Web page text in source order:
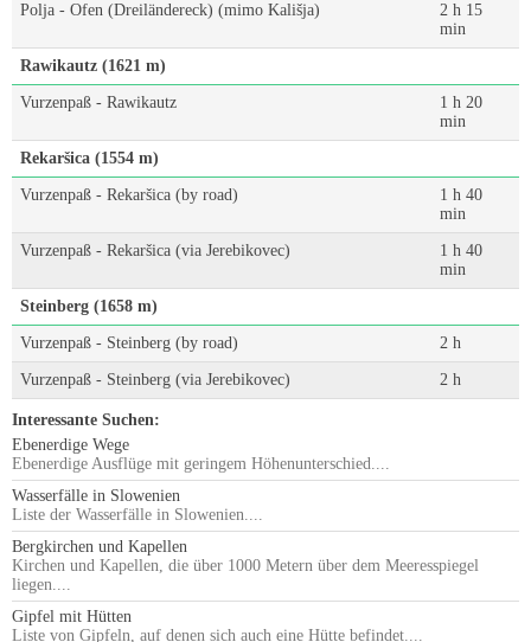
Polja - Ofen (Dreiländereck) (mimo Kališja)
2 h 15
min
Rawikautz (1621 m)
Vurzenpaß - Rawikautz
1 h 20
min
Rekaršica (1554 m)
Vurzenpaß - Rekaršica (by road)
1 h 40
min
Vurzenpaß - Rekaršica (via Jerebikovec)
1 h 40
min
Steinberg (1658 m)
Vurzenpaß - Steinberg (by road) 2 h
Vurzenpaß - Steinberg (via Jerebikovec) 2 h
Interessante Suchen:
Ebenerdige Wege
Ebenerdige Ausflüge mit geringem Höhenunterschied....
Wasserfälle in Slowenien
Liste der Wasserfälle in Slowenien....
Bergkirchen und Kapellen
Kirchen und Kapellen, die über 1000 Metern über dem Meeresspiegel
liegen....
Gipfel mit Hütten
Liste von Gipfeln, auf denen sich auch eine Hütte befindet....